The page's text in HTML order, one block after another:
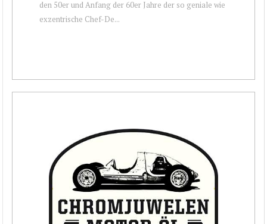
den 50er und Anfang der 60er Jahre der so geniale wie
exzentrische Chef-De...